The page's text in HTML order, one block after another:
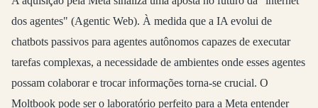
dos agentes" (Agentic Web). À medida que a IA evolui de
chatbots passivos para agentes autônomos capazes de executar
tarefas complexas, a necessidade de ambientes onde esses agentes
possam colaborar e trocar informações torna-se crucial. O
Moltbook pode ser o laboratório perfeito para a Meta entender